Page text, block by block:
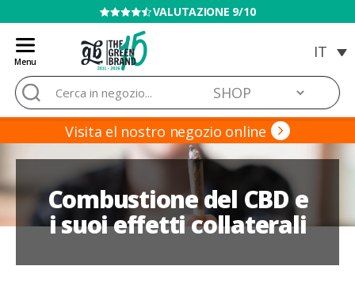
VENDITA VIETATA AI MINORI
Menu
Blog
de
Grow
Barato
Cerca:
Visita el nostro negozio online
Combustione del CBD e
i suoi effetti collaterali